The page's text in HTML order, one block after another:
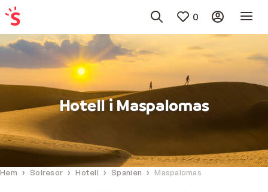
0
Hotell i Maspalomas
Hem Solresor Hotell Spanien Maspalomas